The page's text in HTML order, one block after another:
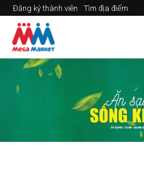
Đăng ký thành viên Tìm địa điểm